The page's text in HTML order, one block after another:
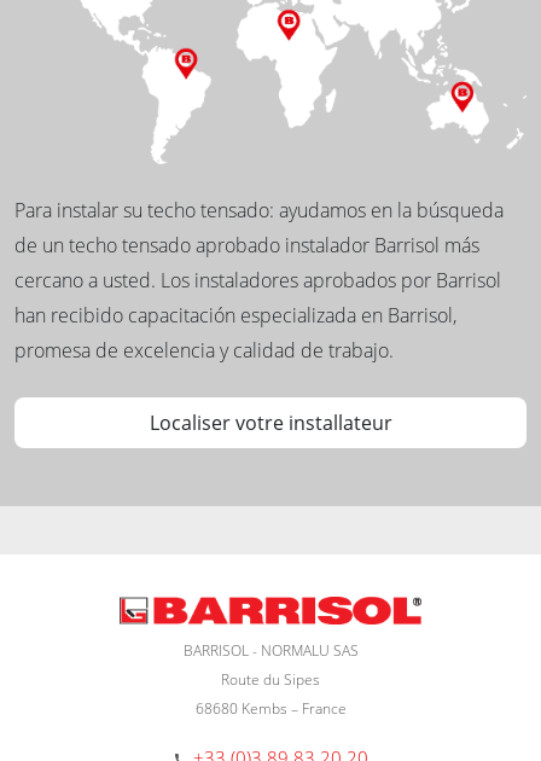
Para instalar su techo tensado: ayudamos en la búsqueda
de un techo tensado aprobado instalador Barrisol más
cercano a usted. Los instaladores aprobados por Barrisol
han recibido capacitación especializada en Barrisol,
promesa de excelencia y calidad de trabajo.
Localiser votre installateur
BARRISOL - NORMALU SAS
Route du Sipes
68680 Kembs – France